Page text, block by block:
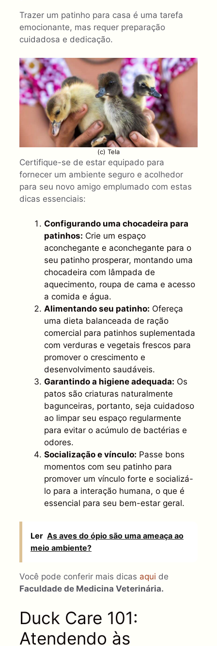
Trazer um patinho para casa é uma tarefa
emocionante, mas requer preparação
cuidadosa e dedicação.
(c) Tela
Certifique-se de estar equipado para
fornecer um ambiente seguro e acolhedor
para seu novo amigo emplumado com estas
dicas essenciais:
Configurando uma chocadeira para
patinhos: Crie um espaço
aconchegante e aconchegante para o
seu patinho prosperar, montando uma
chocadeira com lâmpada de
aquecimento, roupa de cama e acesso
a comida e água.
Alimentando seu patinho: Ofereça
uma dieta balanceada de ração
comercial para patinhos suplementada
com verduras e vegetais frescos para
promover o crescimento e
desenvolvimento saudáveis.
Garantindo a higiene adequada: Os
patos são criaturas naturalmente
bagunceiras, portanto, seja cuidadoso
ao limpar seu espaço regularmente
para evitar o acúmulo de bactérias e
odores.
Socialização e vínculo: Passe bons
momentos com seu patinho para
promover um vínculo forte e socializá-
lo para a interação humana, o que é
essencial para seu bem-estar geral.
Ler As aves do ópio são uma ameaça ao
meio ambiente?
Você pode conferir mais dicas aqui de
Faculdade de Medicina Veterinária.
Duck Care 101:
Atendendo às